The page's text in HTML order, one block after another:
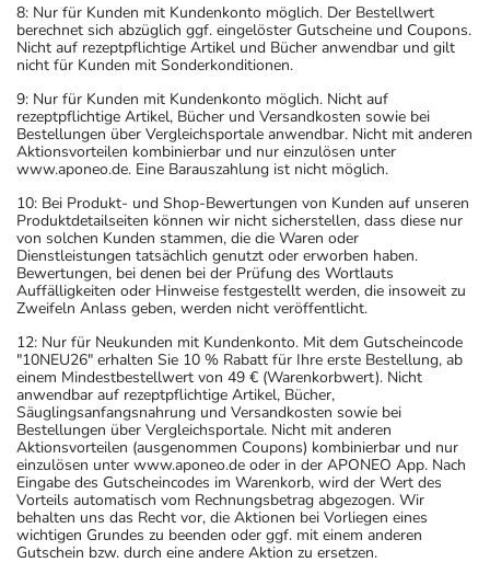
8: Nur für Kunden mit Kundenkonto möglich. Der Bestellwert
berechnet sich abzüglich ggf. eingelöster Gutscheine und Coupons.
Nicht auf rezeptpflichtige Artikel und Bücher anwendbar und gilt
nicht für Kunden mit Sonderkonditionen.
9: Nur für Kunden mit Kundenkonto möglich. Nicht auf
rezeptpflichtige Artikel, Bücher und Versandkosten sowie bei
Bestellungen über Vergleichsportale anwendbar. Nicht mit anderen
Aktionsvorteilen kombinierbar und nur einzulösen unter
www.aponeo.de. Eine Barauszahlung ist nicht möglich.
10: Bei Produkt- und Shop-Bewertungen von Kunden auf unseren
Produktdetailseiten können wir nicht sicherstellen, dass diese nur
von solchen Kunden stammen, die die Waren oder
Dienstleistungen tatsächlich genutzt oder erworben haben.
Bewertungen, bei denen bei der Prüfung des Wortlauts
Auffälligkeiten oder Hinweise festgestellt werden, die insoweit zu
Zweifeln Anlass geben, werden nicht veröffentlicht.
12: Nur für Neukunden mit Kundenkonto. Mit dem Gutscheincode
"10NEU26" erhalten Sie 10 % Rabatt für Ihre erste Bestellung, ab
einem Mindestbestellwert von 49 € (Warenkorbwert). Nicht
anwendbar auf rezeptpflichtige Artikel, Bücher,
Säuglingsanfangsnahrung und Versandkosten sowie bei
Bestellungen über Vergleichsportale. Nicht mit anderen
Aktionsvorteilen (ausgenommen Coupons) kombinierbar und nur
einzulösen unter www.aponeo.de oder in der APONEO App. Nach
Eingabe des Gutscheincodes im Warenkorb, wird der Wert des
Vorteils automatisch vom Rechnungsbetrag abgezogen. Wir
behalten uns das Recht vor, die Aktionen bei Vorliegen eines
wichtigen Grundes zu beenden oder ggf. mit einem anderen
Gutschein bzw. durch eine andere Aktion zu ersetzen.